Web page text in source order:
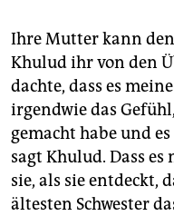
Ihre Mutter kann
Khulud ihr von den
dachte, dass es
irgendwie das
gemacht habe und
sagt Khulud. Dass
sie, als sie entdeckt,
ältesten Schwester